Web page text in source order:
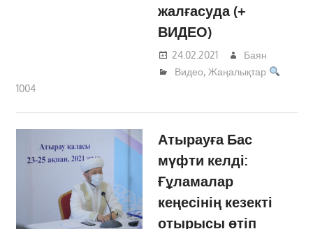
жалғасуда (+
ВИДЕО)
24.02.2021
Баян
Видео, Жаңалықтар
1004
Атырауға Бас
мүфти келді:
Ғұламалар
кеңесінің кезекті
отырысы өтіп